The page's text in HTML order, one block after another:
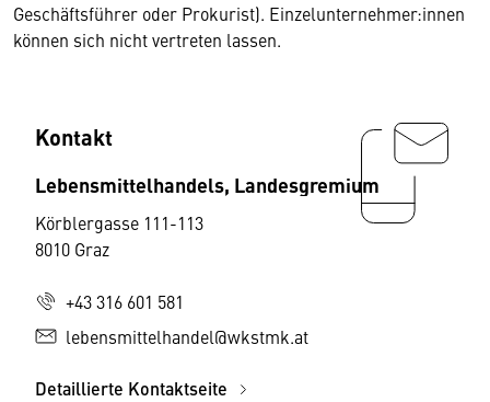
Geschäftsführer oder Prokurist). Einzelunternehmer:innen
können sich nicht vertreten lassen.
Kontakt
Lebensmittelhandels, Landesgremium
Körblergasse 111-113
8010 Graz
+43 316 601 581
lebensmittelhandel@wkstmk.at
Detaillierte Kontaktseite